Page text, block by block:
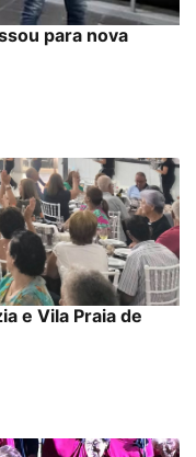
para nova
e Vila Praia de